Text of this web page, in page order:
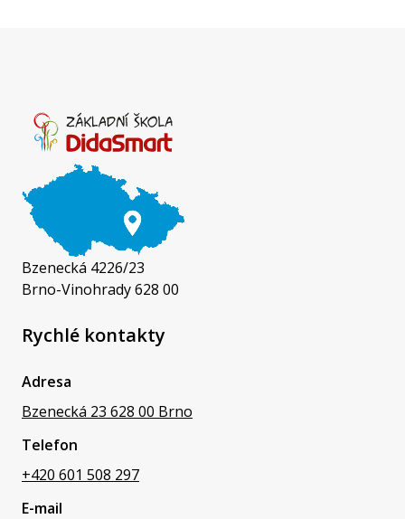
Bzenecká 4226/23
Brno-Vinohrady 628 00
Rychlé kontakty
Adresa
Bzenecká 23 628 00 Brno
Telefon
+420 601 508 297
E-mail